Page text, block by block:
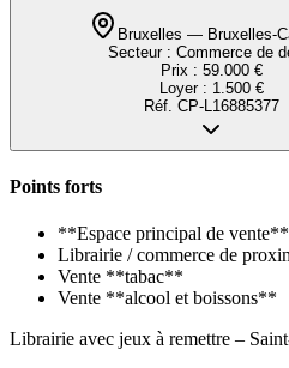
Bruxelles — Bruxelles-
Secteur : Commerce de
Prix : 59.000 €
Loyer : 1.500 €
Réf. CP-L16885377
Points forts
**Espace principal de vente**
Librairie / commerce de
Vente **tabac**
Vente **alcool et boissons**
Librairie avec jeux à remettre –